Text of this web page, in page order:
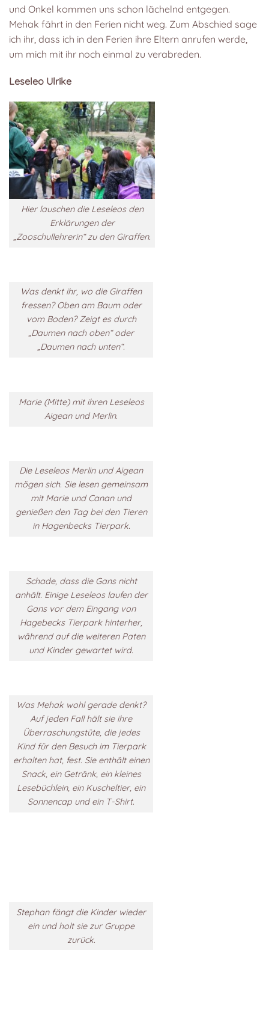
und Onkel kommen uns schon lächelnd entgegen.
Mehak fährt in den Ferien nicht weg. Zum Abschied sage
ich ihr, dass ich in den Ferien ihre Eltern anrufen werde,
um mich mit ihr noch einmal zu verabreden.
Leseleo Ulrike
Hier lauschen die Leseleos den
Erklärungen der
„Zooschullehrerin“ zu den Giraffen.
Was denkt ihr, wo die Giraffen
fressen? Oben am Baum oder
vom Boden? Zeigt es durch
„Daumen nach oben“ oder
„Daumen nach unten“.
Marie (Mitte) mit ihren Leseleos
Aigean und Merlin.
Die Leseleos Merlin und Aigean
mögen sich. Sie lesen gemeinsam
mit Marie und Canan und
genießen den Tag bei den Tieren
in Hagenbecks Tierpark.
Schade, dass die Gans nicht
anhält. Einige Leseleos laufen der
Gans vor dem Eingang von
Hagebecks Tierpark hinterher,
während auf die weiteren Paten
und Kinder gewartet wird.
Was Mehak wohl gerade denkt?
Auf jeden Fall hält sie ihre
Überraschungstüte, die jedes
Kind für den Besuch im Tierpark
erhalten hat, fest. Sie enthält einen
Snack, ein Getränk, ein kleines
Lesebüchlein, ein Kuscheltier, ein
Sonnencap und ein T-Shirt.
Stephan fängt die Kinder wieder
ein und holt sie zur Gruppe
zurück.